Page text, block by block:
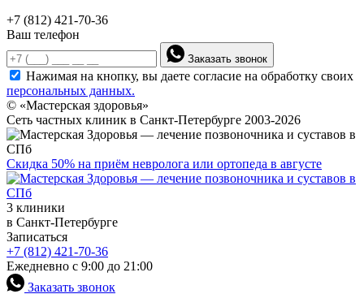
+7 (812) 421-70-36
Ваш телефон
Заказать звонок
Нажимая на кнопку, вы даете согласие на обработку своих
персональных данных.
© «Мастерская здоровья»
Сеть частных клиник в Санкт-Петербурге 2003-2026
Скидка 50% на приём невролога или ортопеда в августе
3 клиники
в Санкт-Петербурге
Записаться
+7 (812) 421-70-36
Ежедневно с 9:00 до 21:00
Заказать звонок